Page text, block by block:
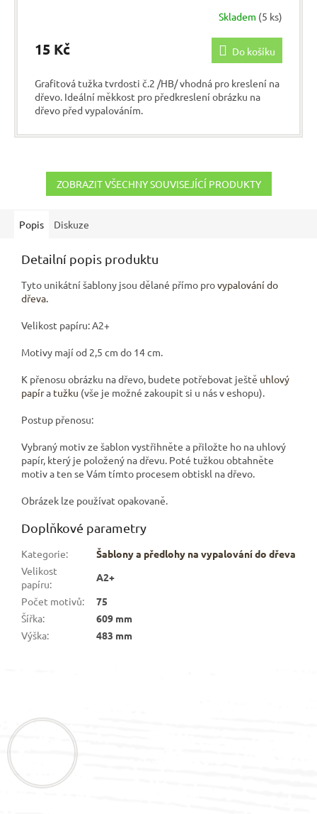
Skladem (5 ks)
15 Kč Do košíku
Grafitová tužka tvrdosti č.2 /HB/ vhodná pro kreslení na
dřevo. Ideální měkkost pro předkreslení obrázku na
dřevo před vypalováním.
ZOBRAZIT VŠECHNY SOUVISEJÍCÍ PRODUKTY
Popis Diskuze
Detailní popis produktu
Tyto unikátní šablony jsou dělané přímo provypalování do
dřeva.
Velikost papíru: A2+
Motivy mají od 2,5 cm do 14 cm.
K přenosu obrázku na dřevo, budete potřebovat ještě uhlový
papíra tužku (vše je možné zakoupit si u nás v eshopu).
Postup přenosu:
Vybraný motiv ze šablon vystřihněte a přiložte ho na uhlový
papír, který je položený na dřevu. Poté tužkou obtahněte
motiv a ten se Vám tímto procesem obtiskl na dřevo.
Obrázek lze používat opakovaně.
Doplňkové parametry
Kategorie:
Šablony a předlohy na vypalování do dřeva
Velikost
papíru:
A2+
Počet motivů:
75
Šířka:
609 mm
Výška: 483 mm